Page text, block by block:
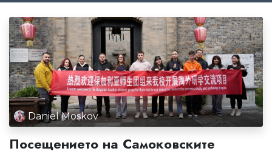
Daniel Moskov
Посещението на Самоковските